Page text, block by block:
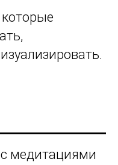
медитациями